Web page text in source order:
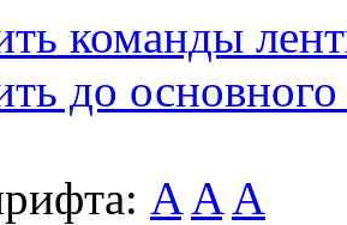
команды
до основного
A A A